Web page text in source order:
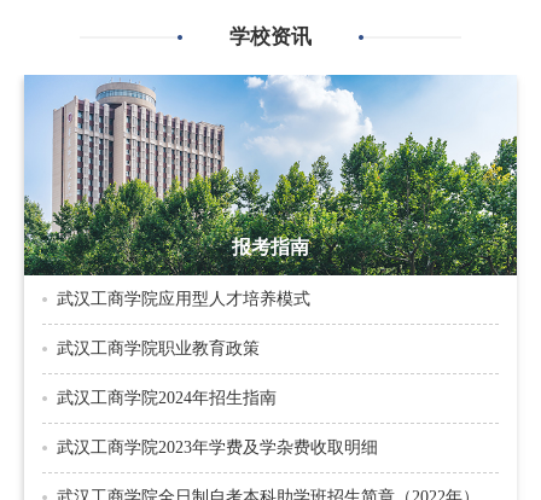
学校资讯
报考指南
武汉工商学院应用型人才培养模式
武汉工商学院职业教育政策
武汉工商学院2024年招生指南
武汉工商学院2023年学费及学杂费收取明细